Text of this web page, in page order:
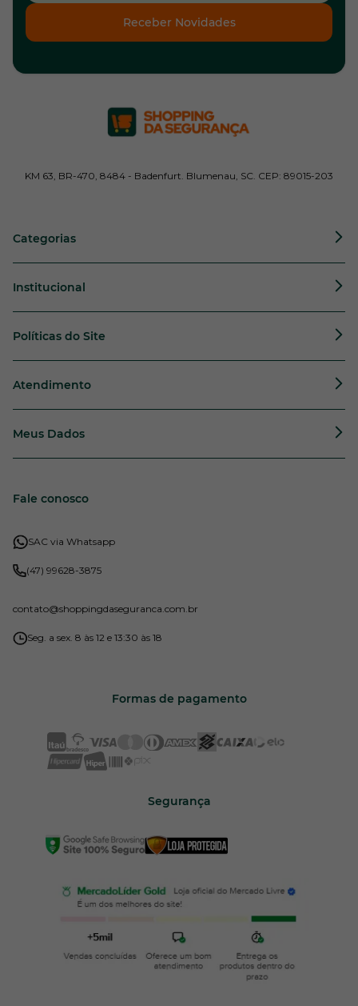
Receber Novidades
KM 63, BR-470, 8484 - Badenfurt. Blumenau, SC. CEP: 89015-203
Categorias
Institucional
Políticas do Site
Atendimento
Meus Dados
Fale conosco
SAC via Whatsapp
(47) 99628-3875
contato@shoppingdaseguranca.com.br
Seg. a sex. 8 às 12 e 13:30 às 18
Formas de pagamento
Segurança